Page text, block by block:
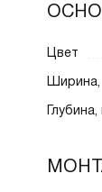
Цвет